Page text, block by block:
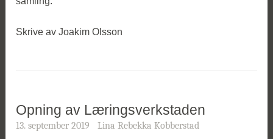
Skrive av Joakim Olsson
Opning av Læringsverkstaden
13. september 2019 Lina Rebekka Kobberstad